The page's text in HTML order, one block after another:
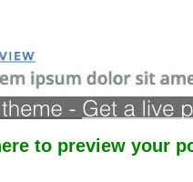
to preview your